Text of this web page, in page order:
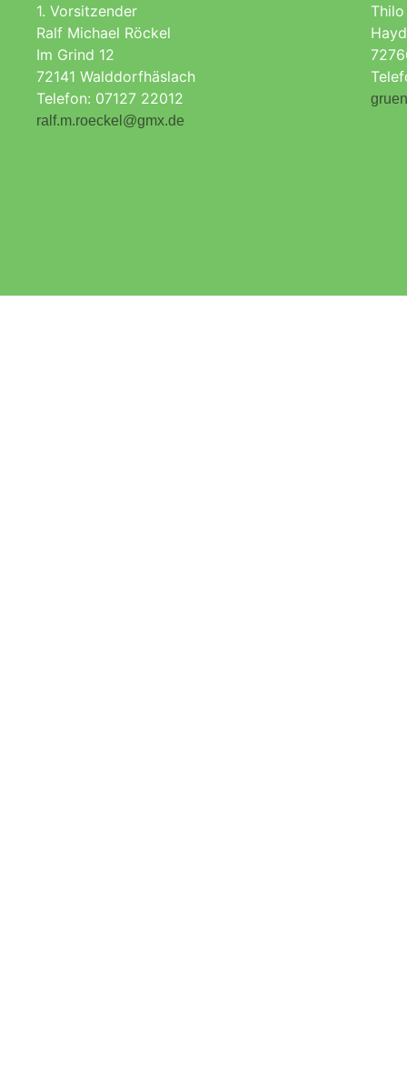
1. Vorsitzender
Ralf Michael Röckel
Im Grind 12
72141 Walddorfhäslach
Telefon: 07127 22012
ralf.m.roeckel@gmx.de